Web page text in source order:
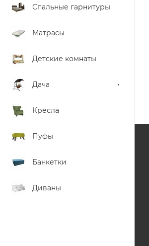
Спальные гарнитуры
Матрасы
Детские комнаты
Дача
Кресла
Пуфы
Банкетки
Диваны